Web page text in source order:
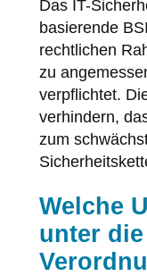
Das IT-
basierende
rechtlichen
zu
verpflichtet.
verhindern,
zum
Welche
unter